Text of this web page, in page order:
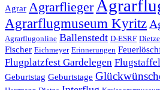
Agrar Agrarflieger
Agrarflugmuseum Kyritz
Agrarflugonline Ballenstedt D-ESRF Dietze
Fischer Eichmeyer Erinnerungen
Flugplatzfest Gardelegen
Geburtstag Geburtstage